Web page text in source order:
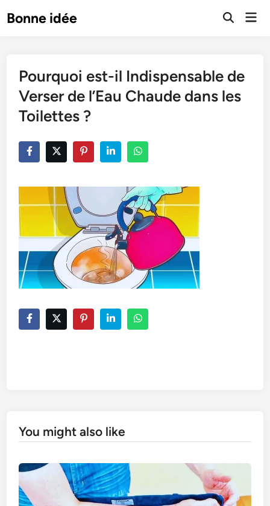
toBonne idée
Open
Pourquoi est-il Indispensable de
Verser de l’Eau Chaude dans les
Toilettes ?
You might also like